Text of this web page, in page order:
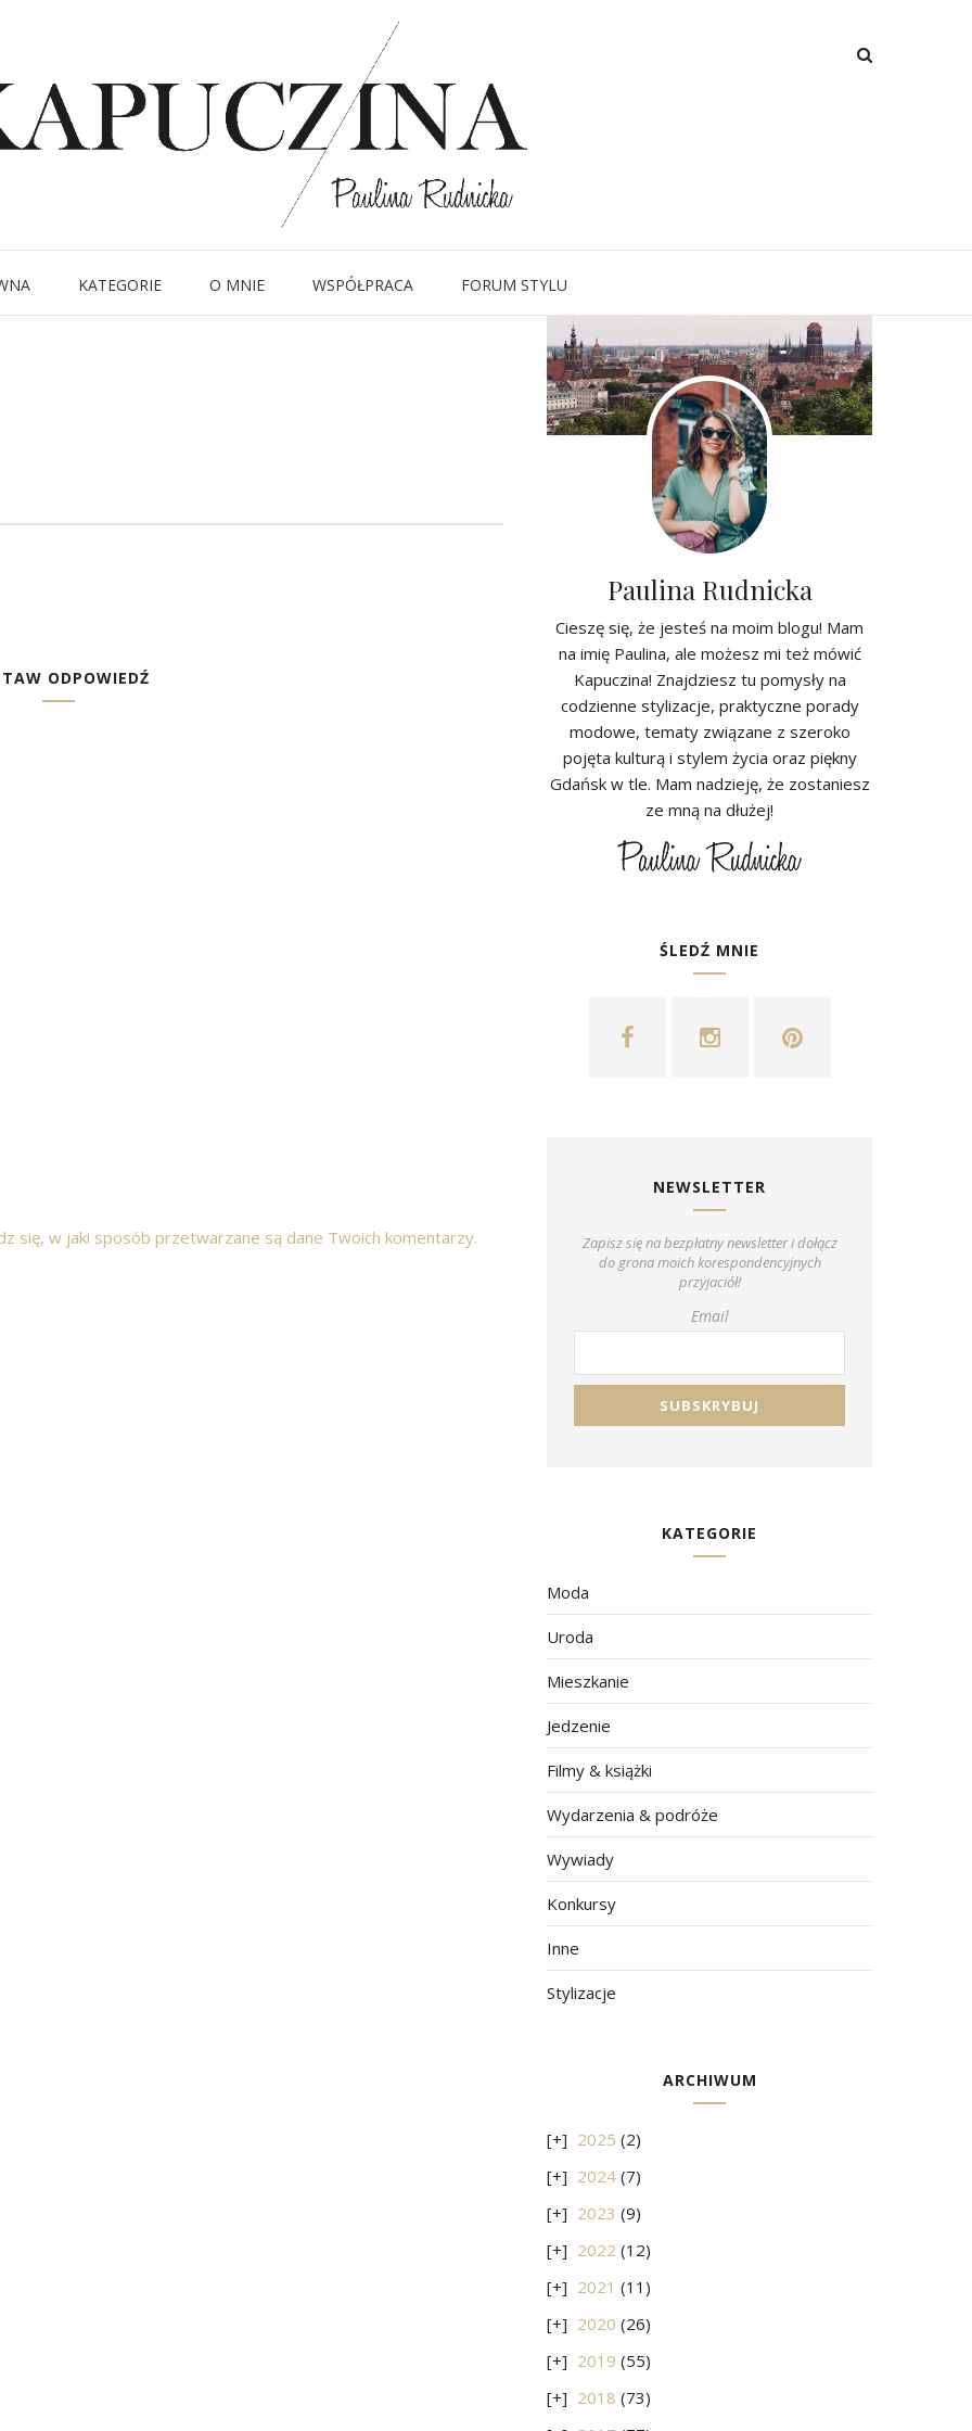
KATEGORIE O MNIE WSPÓŁPRACA FORUM STYLU
IMG_4577
Written byKapuczina in
ODPOWIEDŹ
się, w jaki sposób przetwarzane są dane Twoich komentarzy.
Paulina Rudnicka
Cieszę się, że jesteś na moim blogu! Mam
na imię Paulina, ale możesz mi też mówić
Kapuczina! Znajdziesz tu pomysły na
codzienne stylizacje, praktyczne porady
modowe, tematy związane z szeroko
pojęta kulturą i stylem życia oraz piękny
Gdańsk w tle. Mam nadzieję, że zostaniesz
ze mną na dłużej!
ŚLEDŹ MNIE
NEWSLETTER
Zapisz się na bezpłatny newsletter i dołącz
do grona moich korespondencyjnych
przyjaciół!
Email
KATEGORIE
Moda
Uroda
Mieszkanie
Jedzenie
Filmy & książki
Wydarzenia & podróże
Wywiady
Konkursy
Inne
Stylizacje
ARCHIWUM
2025 (2)
2024 (7)
2023 (9)
2022 (12)
2021 (11)
2020 (26)
2019 (55)
2018 (73)